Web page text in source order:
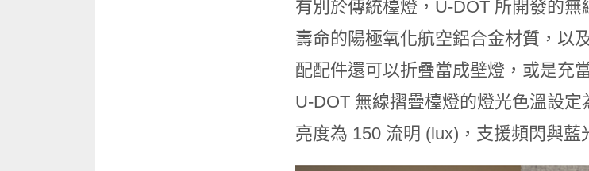
有別於傳統檯燈，U-DOT 所開發的
壽命的陽極氧化航空鋁合金材質，以
配配件還可以折疊當成壁燈，或是充
U-DOT 無線摺疊檯燈的燈光色溫設
亮度為 150 流明 (lux)，支援頻閃與